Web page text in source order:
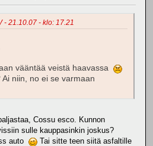
- 21.10.07 - klo: 17.21
vääntää veistä haavassa
niin, no ei se varmaan
Cossu esco. Kunnon
sulle kauppasinkin joskus?
auto
Tai sitte teen siitä asfaltille